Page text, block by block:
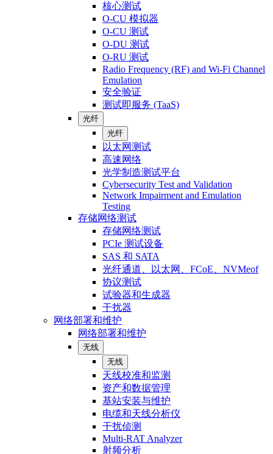
核心测试
O-CU 模拟器
O-CU 测试
O-DU 测试
O-RU 测试
Radio Frequency (RF) and Wi-Fi Channel
Emulation
安全验证
测试即服务 (TaaS)
光纤
光纤
以太网测试
高速网络
光学制造测试平台
Cybersecurity Test and Validation
Network Impairment and Emulation
Testing
存储网络测试
存储网络测试
PCIe 测试设备
SAS 和 SATA
光纤通道、以太网、FCoE、NVMeof
协议测试
试验器和生成器
干扰器
网络部署和维护
网络部署和维护
无线
无线
天线校准和监测
资产和数据管理
基站安装与维护
电缆和天线分析仪
干扰侦测
Multi-RAT Analyzer
射频分析